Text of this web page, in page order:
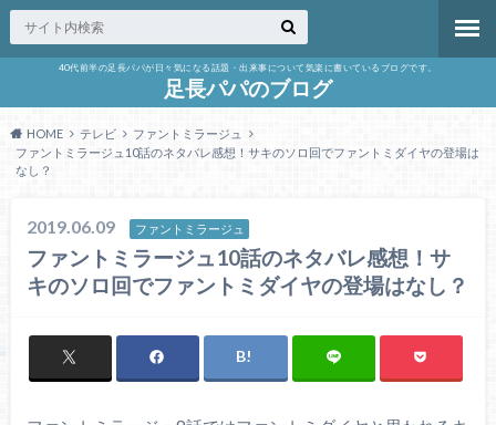
40代前半の足長パパが日々気になる話題・出来事について気楽に書いているブログです。
足長パパのブログ
HOME テレビ
ファントミラージュ
ファントミラージュ10話のネタバレ感想！サキのソロ回でファントミダイヤの登場は
なし？
2019.06.09 ファントミラージュ
ファントミラージュ10話のネタバレ感想！サ
キのソロ回でファントミダイヤの登場はなし？